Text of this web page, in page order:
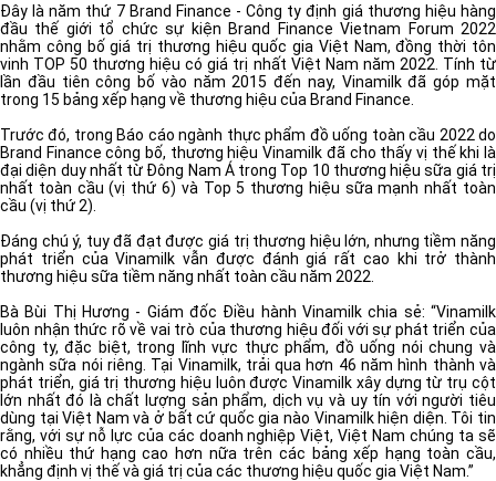
Đây là năm thứ 7 Brand Finance - Công ty định giá thương hiệu hàng
đầu thế giới tổ chức sự kiện Brand Finance Vietnam Forum 2022
nhằm công bố giá trị thương hiệu quốc gia Việt Nam, đồng thời tôn
vinh TOP 50 thương hiệu có giá trị nhất Việt Nam năm 2022. Tính từ
lần đầu tiên công bố vào năm 2015 đến nay, Vinamilk đã góp mặt
trong 15 bảng xếp hạng về thương hiệu của Brand Finance.
Trước đó, trong Báo cáo ngành thực phẩm đồ uống toàn cầu 2022 do
Brand Finance công bố, thương hiệu Vinamilk đã cho thấy vị thế khi là
đại diện duy nhất từ Đông Nam Á trong Top 10 thương hiệu sữa giá trị
nhất toàn cầu (vị thứ 6) và Top 5 thương hiệu sữa mạnh nhất toàn
cầu (vị thứ 2).
Đáng chú ý, tuy đã đạt được giá trị thương hiệu lớn, nhưng tiềm năng
phát triển của Vinamilk vẫn được đánh giá rất cao khi trở thành
thương hiệu sữa tiềm năng nhất toàn cầu năm 2022.
Bà Bùi Thị Hương - Giám đốc Điều hành Vinamilk chia sẻ: “Vinamilk
luôn nhận thức rõ về vai trò của thương hiệu đối với sự phát triển của
công ty, đặc biệt, trong lĩnh vực thực phẩm, đồ uống nói chung và
ngành sữa nói riêng. Tại Vinamilk, trải qua hơn 46 năm hình thành và
phát triển, giá trị thương hiệu luôn được Vinamilk xây dựng từ trụ cột
lớn nhất đó là chất lượng sản phẩm, dịch vụ và uy tín với người tiêu
dùng tại Việt Nam và ở bất cứ quốc gia nào Vinamilk hiện diện. Tôi tin
rằng, với sự nỗ lực của các doanh nghiệp Việt, Việt Nam chúng ta sẽ
có nhiều thứ hạng cao hơn nữa trên các bảng xếp hạng toàn cầu,
khẳng định vị thế và giá trị của các thương hiệu quốc gia Việt Nam.”